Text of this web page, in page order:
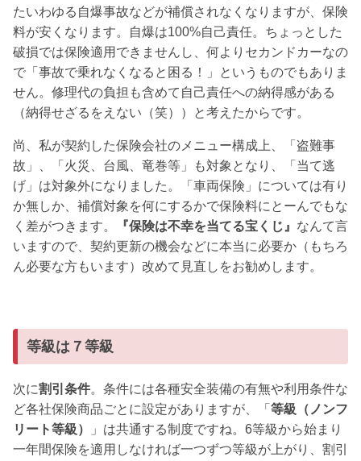
たいわゆる自爆事故などが補償されなくなりますが、保険
料が安くなります。自爆は100%自己責任。ちょっとした
破損では保険適用できませんし、何よりセカンドカーなの
で「事故で乗れなくなると困る！」というものでもありま
せん。修理代の負担も含めて自己責任への納得感がある
（納得せざるをえない（笑））と考えたからです。
尚、私が契約した保険会社のメニュー構成上、「盗難事
故」、「火災、台風、竜巻等」も対象となり、「当て逃
げ」は対象外になりました。「車両保険」については有り
か無しか、補償対象を何にするかで保険料にとーんでもな
く差がつきます。
『保険は不幸を当てる宝くじ』 なんて言
いますので、契約更新の機会などに本当に必要か（もちろ
ん必要な方もいます）改めて見直しをお勧めします。
等級は７等級
次に割引条件。条件には各種安全装備の有無や利用条件な
ど各社保険商品ごとに設定がありますが、「 等級（ノンフ
リート等級）
」は共通する制度ですね。6等級から始まり
一年間保険を適用しなければ一つずつ等級が上がり、割引